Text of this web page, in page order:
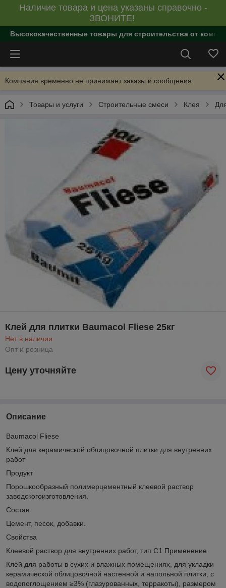
Наличие товара и цена указаны справочно -
ЗВОНИТЕ!
Высококачественные товары для строительства от
Компания временно не принимает заказы и сообщения.
Товары и услуги Строительные смеси Клея
Клей для плитки Baumacol Fliese 25кг
Нет в наличии
Опт и розница
Цену уточняйте
Описание
Baumacol Fliese
Клей для керамической облицовочной плитки для внутренних
работ
Продукт
Порошкообразный полимерцементный клеевой раствор
заводскогоизготовления.
Состав
Цемент, песок, добавки.
Свойства
Клеевой раствор для внутренних работ, тип C1 Применение
Клей для работы в сухих и влажных помещениях, для укладки
керамической облицовочной настенной и напольной плитки, с
водопоглощением ≥3% (глазурованных, терракоты), размером